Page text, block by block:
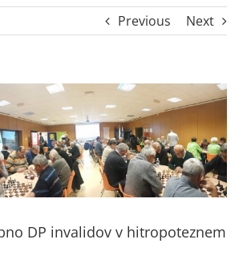
Previous Next
DP invalidov v hitropoteznem